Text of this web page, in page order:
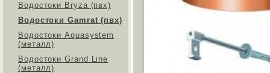
Водостоки Bryza (пвх)
Водостоки Gamrat (пвх)
Водостоки Aquasystem
(металл)
Водостоки Grand Line
(металл)